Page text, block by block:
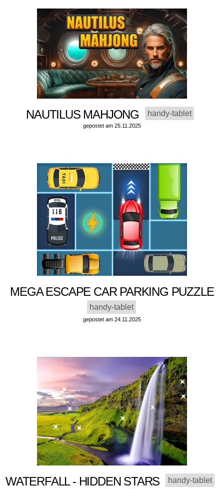
NAUTILUS MAHJONG handy-tablet
gepostet am 25.11.2025
MEGA ESCAPE CAR PARKING PUZZLE
handy-tablet
gepostet am 24.11.2025
WATERFALL - HIDDEN STARS handy-tablet